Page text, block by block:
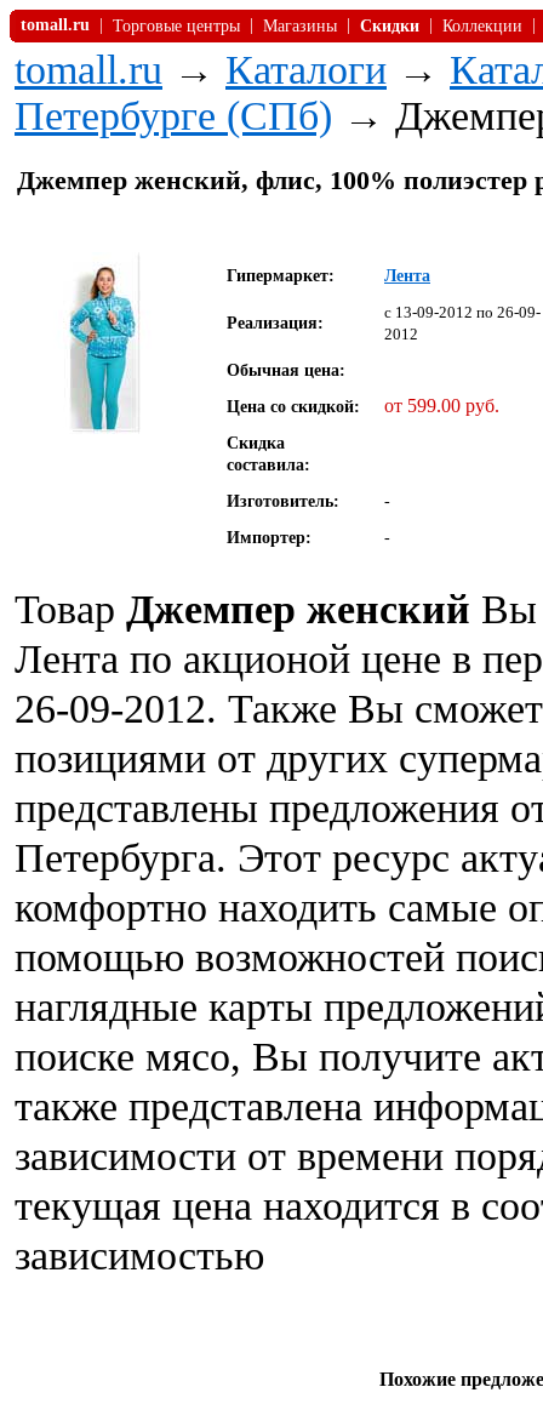
tomall.ru Торговые центры Магазины Скидки Коллекции
tomall.ru → Каталоги →
Петербурге (СПб) →
Джемпер женский, флис, 100%
Гипермаркет: Лента
Реализация:
c 13-09-2012 по 26-09-
2012
Обычная цена:
Цена со скидкой:
от 599.00 руб.
Скидка
составила:
Изготовитель:
-
Импортер:
-
Товар Джемпер женский Вы
Лента по акционой цене в
26-09-2012. Также Вы
позициями от других
представлены предложения
Петербурга. Этот ресурс
комфортно находить самые
помощью возможностей
наглядные карты
поиске мясо, Вы получите
также представлена
зависимости от времени
текущая цена находится в
зависимостью
Похожие